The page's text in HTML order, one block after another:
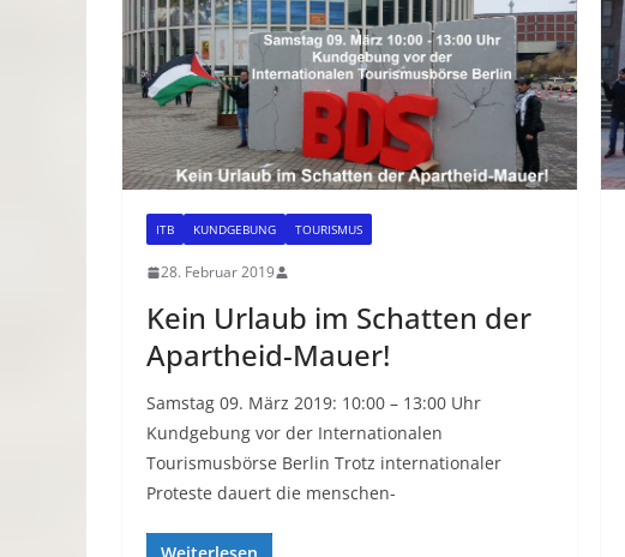
ITB KUNDGEBUNG TOURISMUS
28. Februar 2019
Kein Urlaub im Schatten der
Apartheid-Mauer!
Samstag 09. März 2019: 10:00 – 13:00 Uhr
Kundgebung vor der Internationalen
Tourismusbörse Berlin Trotz internationaler
Proteste dauert die menschen-